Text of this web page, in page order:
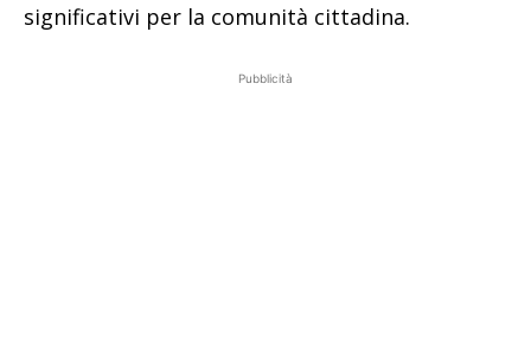
significativi per la comunità cittadina.
Pubblicità